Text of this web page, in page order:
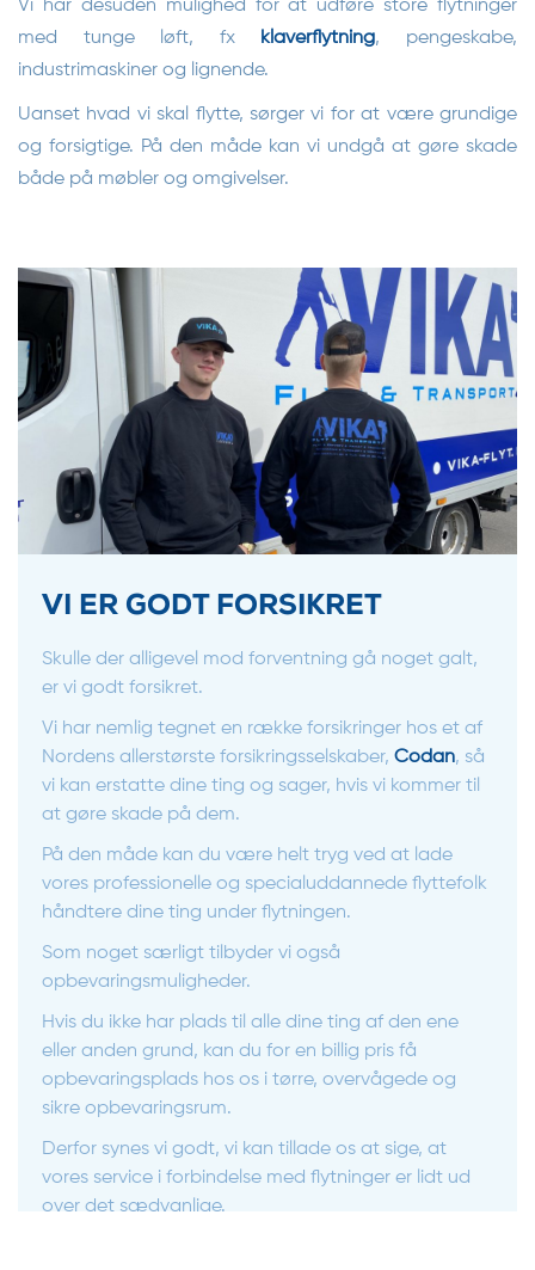
Vi har desuden mulighed for at udføre store flytninger
med tunge løft, fx klaverflytning, pengeskabe,
industrimaskiner og lignende.
Uanset hvad vi skal flytte, sørger vi for at være grundige
og forsigtige. På den måde kan vi undgå at gøre skade
både på møbler og omgivelser.
VI ER GODT FORSIKRET
Skulle der alligevel mod forventning gå noget galt,
er vi godt forsikret.
Vi har nemlig tegnet en række forsikringer hos et af
Nordens allerstørste forsikringsselskaber, Codan, så
vi kan erstatte dine ting og sager, hvis vi kommer til
at gøre skade på dem.
På den måde kan du være helt tryg ved at lade
vores professionelle og specialuddannede flyttefolk
håndtere dine ting under flytningen.
Som noget særligt tilbyder vi også
opbevaringsmuligheder.
Hvis du ikke har plads til alle dine ting af den ene
eller anden grund, kan du for en billig pris få
opbevaringsplads hos os i tørre, overvågede og
sikre opbevaringsrum.
Derfor synes vi godt, vi kan tillade os at sige, at
vores service i forbindelse med flytninger er lidt ud
over det sædvanlige.